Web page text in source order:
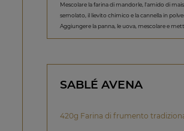
Mescolare la farina di mandorle, l'amido di
semolato, il lievito chimico e la cannella in
Aggiungere la panna, le uova, mescolare e
SABLÉ AVENA
420g Farina di frumento